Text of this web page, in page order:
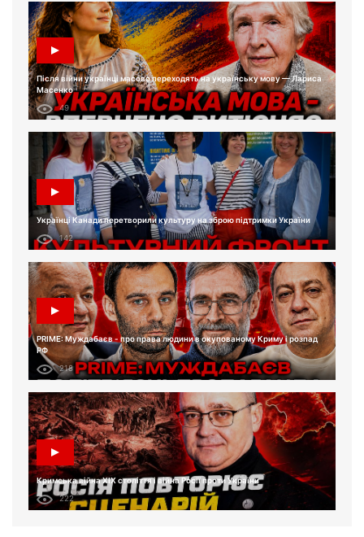
Після війни українці масово переходять на українську мову — Лариса
Масенко
49
Українці Канади перетворили культуру на зброю підтримки України
142
PRIME: Муждабаєв - про права людини в окупованому Криму і розпад
РФ
218
Кримська війна XIX століття і війна Росії проти України
222